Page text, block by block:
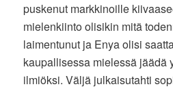
puskenut markkinoille
mielenkiinto olisikin mitä
laimentunut ja Enya olisi
kaupallisessa mielessä jäädä
ilmiöksi. Väljä julkaisutahti